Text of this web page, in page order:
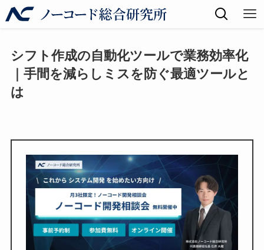
シフト作成の自動化ツールで業務効率化
｜手間を減らしミスを防ぐ最適ツールと
は